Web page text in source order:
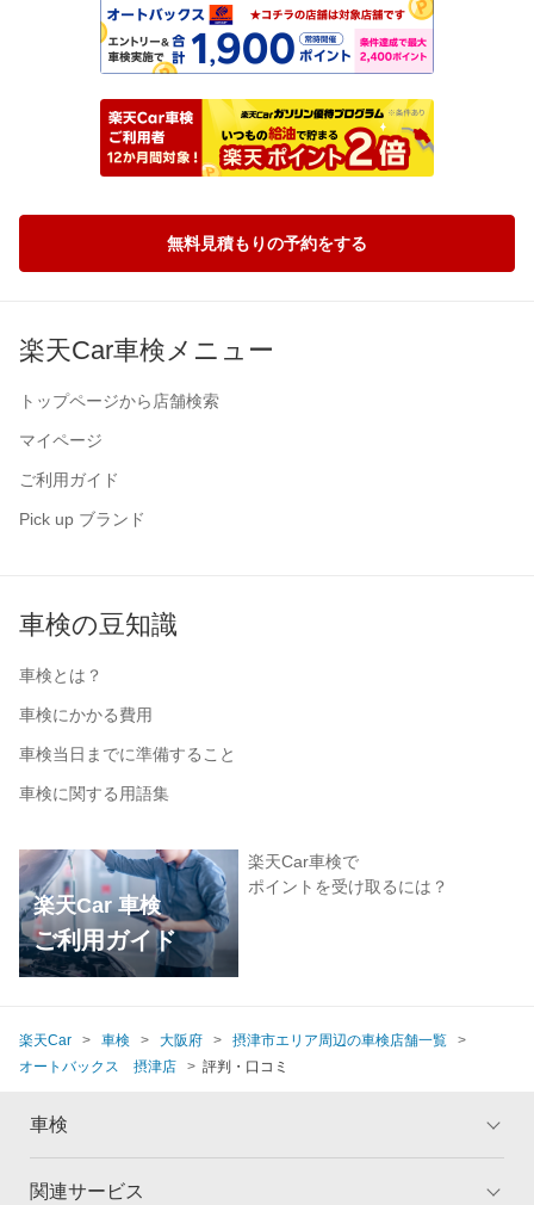
無料見積もりの予約をする
楽天Car車検メニュー
トップページから店舗検索
マイページ
ご利用ガイド
Pick up ブランド
車検の豆知識
車検とは？
車検にかかる費用
車検当日までに準備すること
車検に関する用語集
楽天Car 車検
ご利用ガイド
楽天Car車検で
ポイントを受け取るには？
楽天Car 車検 大阪府
摂津市エリア周辺の車検店舗一覧
オートバックス 摂津店
評判・口コミ
車検
トップ
関連サービス